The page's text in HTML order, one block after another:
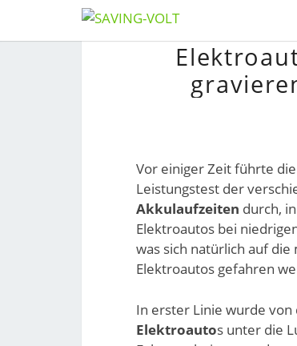
Skip
Vor einiger Zeit führte die
Leistungstest der
Akkulaufzeiten durch,
Elektroautos bei
was sich natürlich auf
Elektroautos gefahren
In erster Linie wurde
Elektroautos unter die